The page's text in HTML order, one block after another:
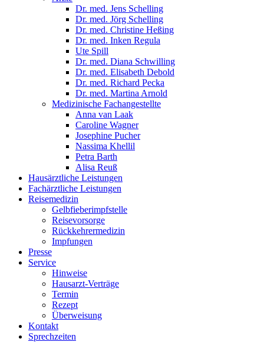
Dr. med. Jens Schelling
Dr. med. Jörg Schelling
Dr. med. Christine Heßing
Dr. med. Inken Regula
Ute Spill
Dr. med. Diana Schwilling
Dr. med. Elisabeth Debold
Dr. med. Richard Pecka
Dr. med. Martina Arnold
Medizinische Fachangestellte
Anna van Laak
Caroline Wagner
Josephine Pucher
Nassima Khellil
Petra Barth
Alisa Reuß
Hausärztliche Leistungen
Fachärztliche Leistungen
Reisemedizin
Gelbfieberimpfstelle
Reisevorsorge
Rückkehrermedizin
Impfungen
Presse
Service
Hinweise
Hausarzt-Verträge
Termin
Rezept
Überweisung
Kontakt
Sprechzeiten